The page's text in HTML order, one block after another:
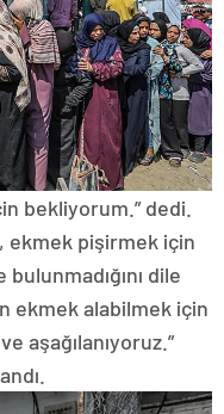
bekliyorum.” dedi.
ekmek pişirmek için
dile
ekmek alabilmek için
aşağılanıyoruz.”